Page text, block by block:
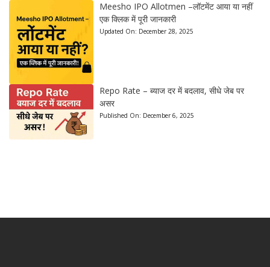
Meesho IPO Allotmen –लॉटमेंट आया या नहीं
एक क्लिक में पूरी जानकारी
Updated On: December 28, 2025
Repo Rate – ब्याज दर में बदलाव, सीधे जेब पर
असर
Published On: December 6, 2025